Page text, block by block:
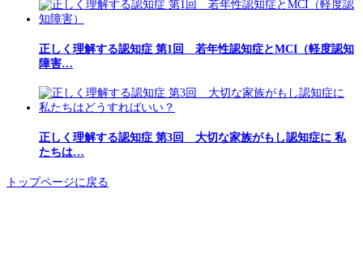
正しく理解する認知症 第1回 若年性認知症とMCI（軽度認知
障害…
正しく理解する認知症 第3回 大切な家族がもし認知症に 私
たちは…
トップページに戻る